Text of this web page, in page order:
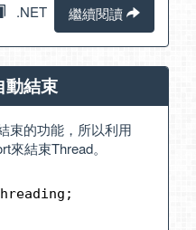
.NET 繼續閱讀
動結束
束的功能，所以利用
結束Thread。